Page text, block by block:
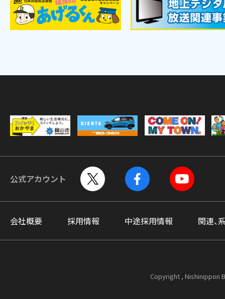
公式アカウント
会社概要 採用情報 中途採用情報 関連、
Copyright , Nishinippon